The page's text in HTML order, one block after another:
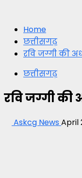
Home
छत्तीसगढ़
रवि जग्गी की
छत्तीसगढ़
रवि जग्गी की
Askcg NewsApril